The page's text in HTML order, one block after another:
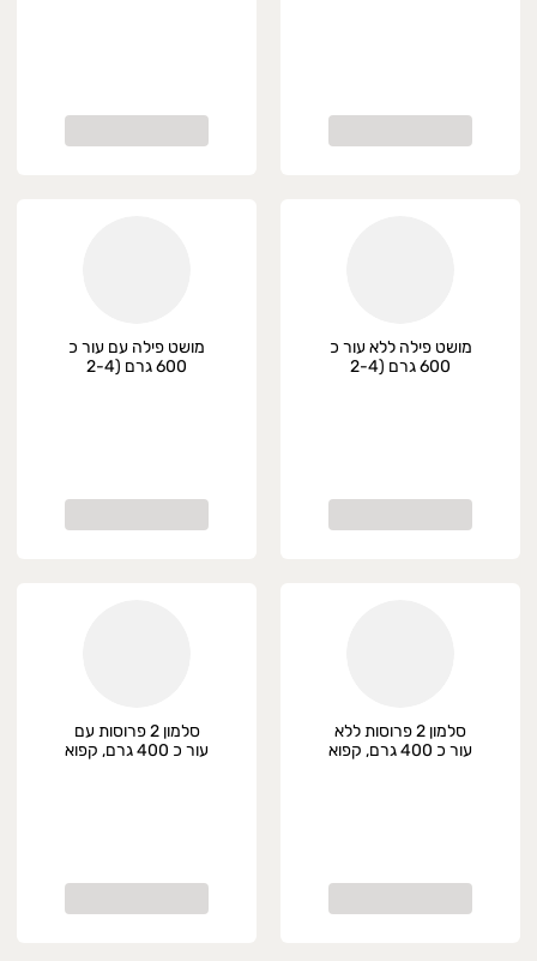
מושט פילה ללא עור כ
600 גרם (2-4
מושט פילה עם עור כ
600 גרם (2-4
סלמון 2 פרוסות ללא
עור כ 400 גרם, קפוא
סלמון 2 פרוסות עם
עור כ 400 גרם, קפוא